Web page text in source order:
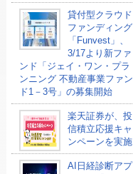
貸付型クラウド
ファンディング
「Funvest」、
3/17より新ファ
ンド「ジェイ・ワン・プラ
ンニング 不動産事業ファン
ド1－3号」の募集開始
楽天証券が、投
信積立応援キャ
ンペーンを実施
AI日経診断アプ